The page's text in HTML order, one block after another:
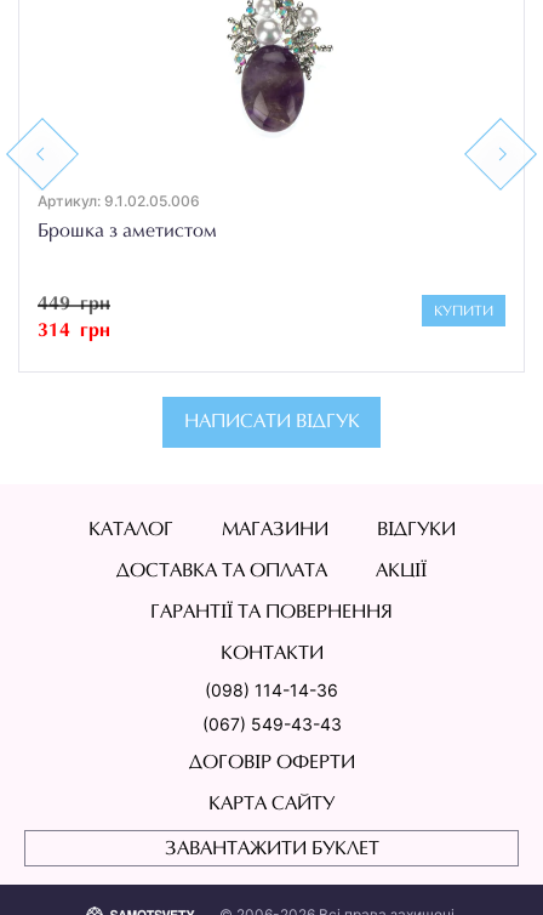
Previous
Артикул: 9.1.02.05.006
Брошка з аметистом
449 грн
314 грн
КУПИТИ
Next
НАПИСАТИ ВІДГУК
КАТАЛОГ МАГАЗИНИ ВІДГУКИ
ДОСТАВКА ТА ОПЛАТА АКЦІЇ
ГАРАНТІЇ ТА ПОВЕРНЕННЯ
КОНТАКТИ
(098) 114-14-36
(067) 549-43-43
ДОГОВІР ОФЕРТИ
КАРТА САЙТУ
ЗАВАНТАЖИТИ БУКЛЕТ